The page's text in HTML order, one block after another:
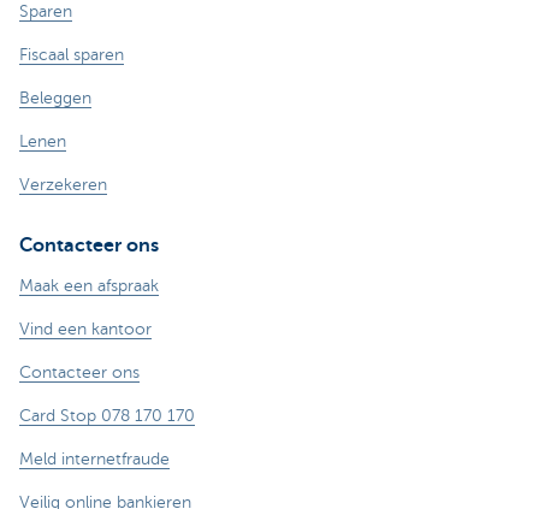
Sparen
Fiscaal sparen
Beleggen
Lenen
Verzekeren
Contacteer ons
Maak een afspraak
Vind een kantoor
Contacteer ons
Card Stop 078 170 170
Meld internetfraude
Veilig online bankieren